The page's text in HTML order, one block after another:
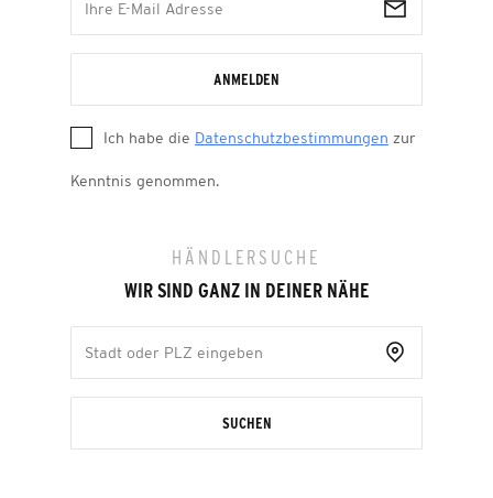
ANMELDEN
Ich habe die Datenschutzbestimmungen zur
Kenntnis genommen.
HÄNDLERSUCHE
WIR SIND GANZ IN DEINER NÄHE
SUCHEN